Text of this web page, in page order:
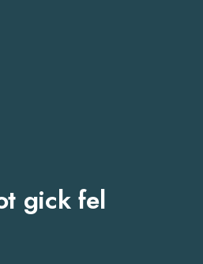
gick fel